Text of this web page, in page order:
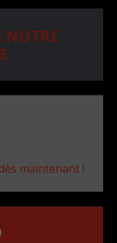
NOTRE
maintenant !